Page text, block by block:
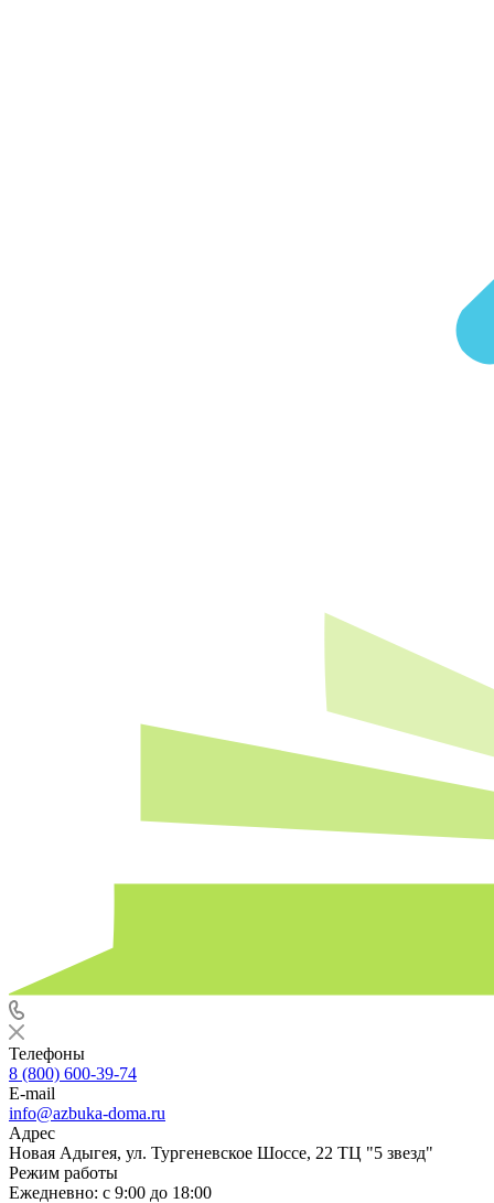
Телефоны
8 (800) 600-39-74
E-mail
info@azbuka-doma.ru
Адрес
Новая Адыгея, ул. Тургеневское Шоссе, 22 ТЦ "5 звезд"
Режим работы
Ежедневно: с 9:00 до 18:00